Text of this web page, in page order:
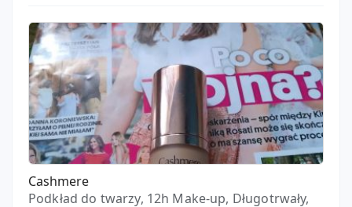
Cashmere
Podkład do twarzy, 12h Make-up, Długotrwały,